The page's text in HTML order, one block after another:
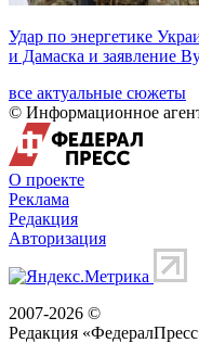
Удар по энергетике
и Дамаска и заявление
все актуальные сюжеты
© Информационное
О проекте
Реклама
Редакция
Авторизация
2007-2026 ©
Редакция «ФедералПресс